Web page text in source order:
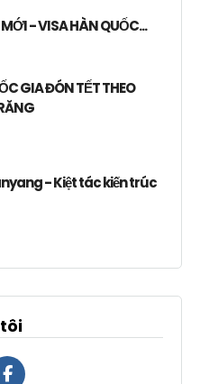
- VISA HÀN QUỐC...
GIA ĐÓN TẾT THEO
- Kiệt tác kiến trúc